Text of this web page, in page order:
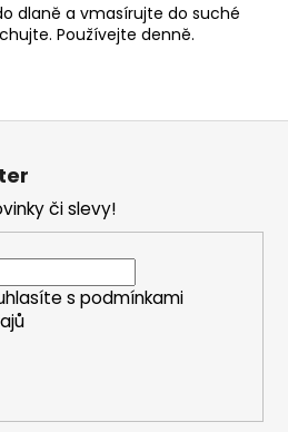
dlaně a vmasírujte do suché
Používejte denně.
či slevy!
s podmínkami